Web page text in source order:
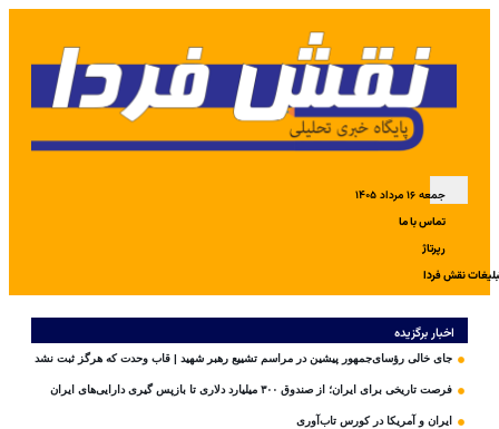
جمعه ۱۶ مرداد ۱۴۰۵
تماس با ما
رپرتاژ
نقش فردا
اخبار برگزیده
جای خالی رؤسای‌جمهور پیشین در مراسم تشییع رهبر شهید | قاب وحدت که هرگز ثبت نشد
فرصت تاریخی برای ایران؛ از صندوق ۳۰۰ میلیارد دلاری تا بازپس گیری دارایی‌های ایران
ایران و آمریکا در کورس تاب‌آوری